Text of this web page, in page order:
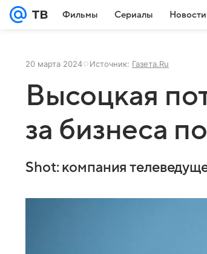
Фильмы Сериалы
20 марта 2024 Источник: Газета.Ru
Высоцкая
за бизнеса
Shot: компания